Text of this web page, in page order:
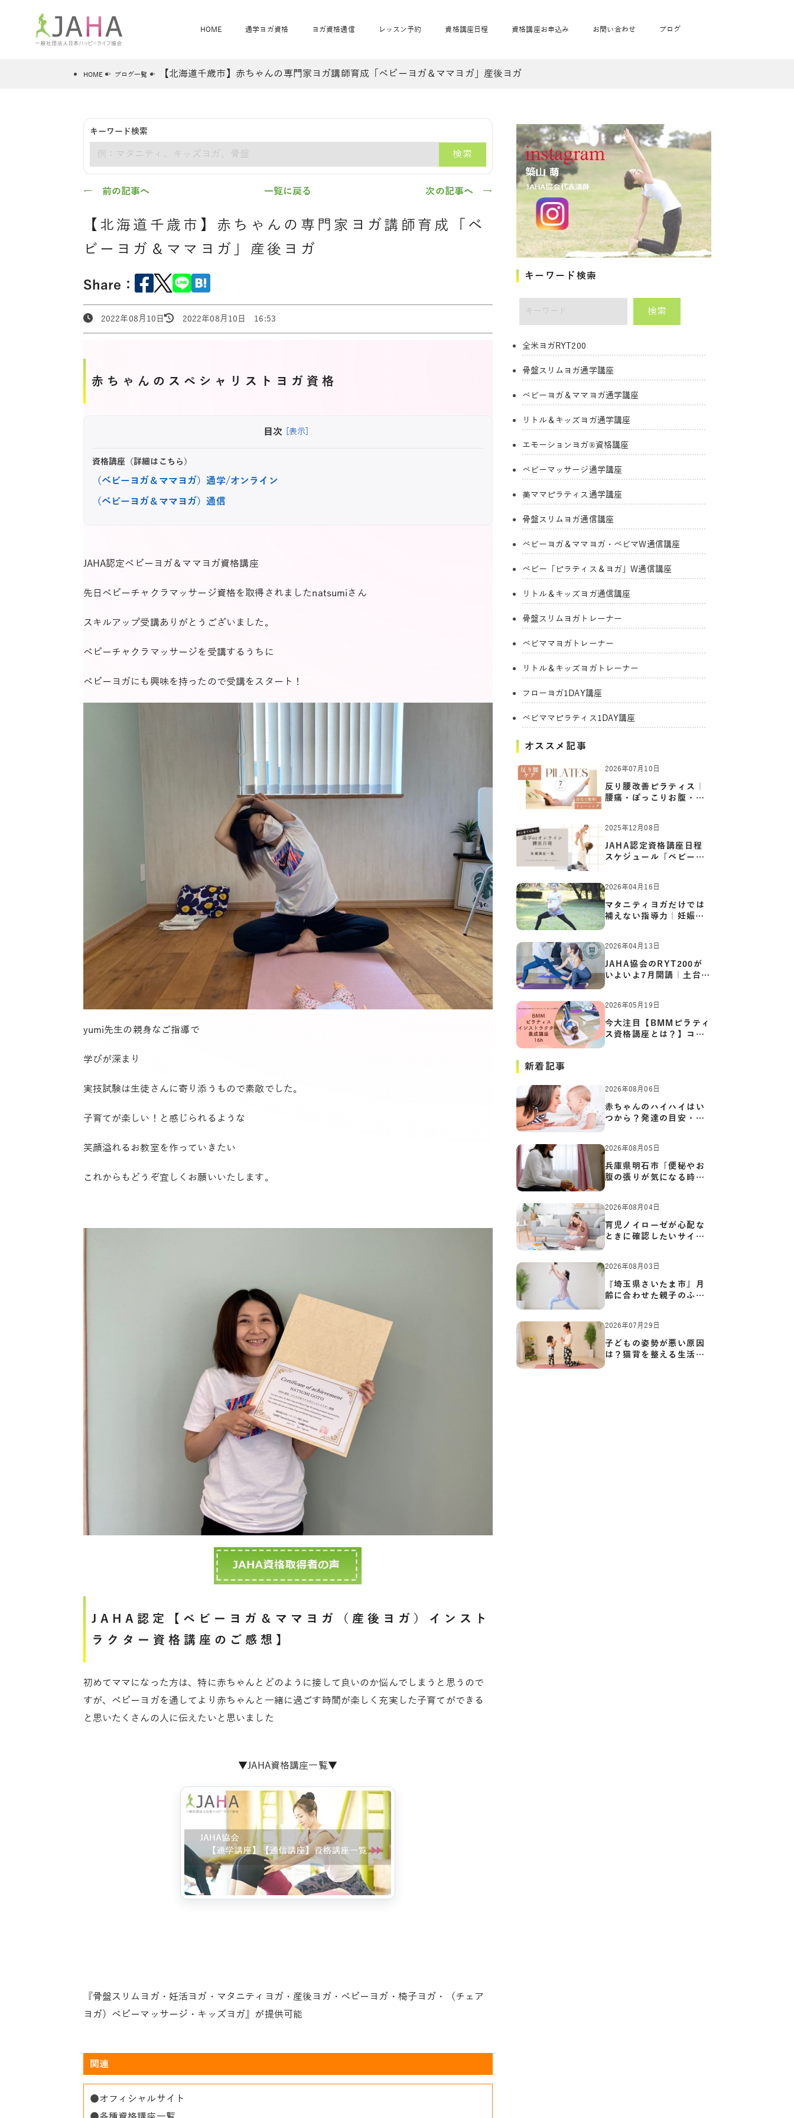
HOME
JAHAについて JAHAヨガスタジオ概要 直営校ブログ
通学ヨガ資格
JAHA資格講座一覧 卒業生の声 養成講座お申込み
リトル＆キッズヨガ通学
エモーションヨガ®通学
ベビーマッサージ通学
美ママピラティス通学
ヨガ資格通信
骨盤スリムヨガ®通信 ベビママヨガW通信 ベビー「ピラティス＆ヨガ」W通信 リトル＆キッズヨガ通信
レッスン予約
ヨガレッスンカレンダー オンラインヨガ詳細 出張ヨガ・オフィスヨガ
ベビママヨガ
ベビーチャクラマッサージ
JAHAnavi Lesson
資格講座日程
全米ヨガRYT200
骨盤スリムヨガ
®
オンライン講座
資格講座お申込み お問い合わせ ブログ
HOME ブログ一覧 【北海道千歳市】赤ちゃんの専門家ヨガ講師育成「ベビーヨガ＆ママヨガ」産後ヨガ
キーワード検索
検索
← 前の記事へ 一覧に戻る 次の記事へ →
【北海道千歳市】赤ちゃんの専門家ヨガ講師育成「ベ
ビーヨガ＆ママヨガ」産後ヨガ
Share：
2022年08月10日 2022年08月10日 16:53
赤ちゃんのスペシャリストヨガ資格
目次 [表示]
資格講座（詳細はこちら）
（ベビーヨガ＆ママヨガ）通学/オンライン
（ベビーヨガ＆ママヨガ）通信
JAHA認定ベビーヨガ＆ママヨガ資格講座
先日ベビーチャクラマッサージ資格を取得されましたnatsumiさん
スキルアップ受講ありがとうございました。
ベビーチャクラマッサージを受講するうちに
ベビーヨガにも興味を持ったので受講をスタート！
yumi先生の親身なご指導で
学びが深まり
実技試験は生徒さんに寄り添うもので素敵でした。
子育てが楽しい！と感じられるような
笑顔溢れるお教室を作っていきたい
これからもどうぞ宜しくお願いいたします。
JAHA認定【ベビーヨガ＆ママヨガ（産後ヨガ）インスト
ラクター資格講座のご感想】
初めてママになった方は、特に赤ちゃんとどのように接して良いのか悩んでしまうと思うので
すが、ベビーヨガを通してより赤ちゃんと一緒に過ごす時間が楽しく充実した子育てができる
と思いたくさんの人に伝えたいと思いました
▼JAHA資格講座一覧▼
『骨盤スリムヨガ・妊活ヨガ・マタニティヨガ・産後ヨガ・ベビーヨガ・椅子ヨガ・（チェア
ヨガ）ベビーマッサージ・キッズヨガ』が提供可能
関連
●オフィシャルサイト
キーワード検索
検索
全米ヨガRYT200
骨盤スリムヨガ通学講座
ベビーヨガ＆ママヨガ通学講座
リトル＆キッズヨガ通学講座
エモーションヨガ®資格講座
ベビーマッサージ通学講座
美ママピラティス通学講座
骨盤スリムヨガ通信講座
ベビーヨガ＆ママヨガ・ベビマW通信講座
ベビー「ピラティス＆ヨガ」W通信講座
リトル＆キッズヨガ通信講座
骨盤スリムヨガトレーナー
ベビママヨガトレーナー
リトル＆キッズヨガトレーナー
フローヨガ1DAY講座
ベビママピラティス1DAY講座
オススメ記事
2026年07月10日
反り腰改善ピラティス｜
腰痛・ぽっこりお腹・姿
2025年12月08日
JAHA認定資格講座日程
スケジュール「ベビーヨ
2026年04月16日
マタニティヨガだけでは
補えない指導力｜妊娠期
の体…
2026年04月13日
JAHA協会のRYT200が
いよいよ7月開講｜土台か
ら応用ま…
2026年05月19日
今大注目【BMMピラティ
ス資格講座とは？】コア
からカ…
新着記事
2026年08月06日
赤ちゃんのハイハイはい
つから？発達の目安・練
習方…
2026年08月05日
兵庫県明石市「便秘やお
腹の張りが気になる時に
知っ…
2026年08月04日
育児ノイローゼが心配な
ときに確認したいサイン
と心…
2026年08月03日
『埼玉県さいたま市』月
齢に合わせた親子のふれ
あい…
2026年07月29日
子どもの姿勢が悪い原因
は？猫背を整える生活習
慣と…